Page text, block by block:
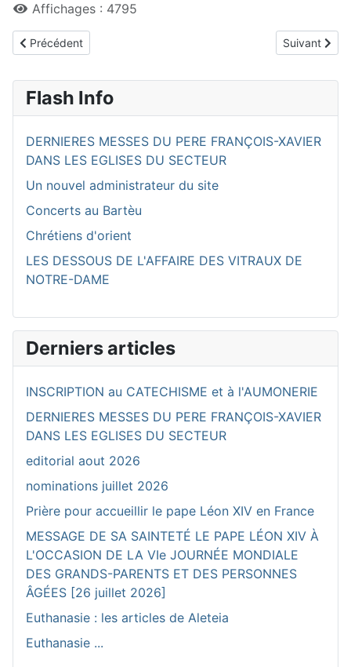
Affichages : 4795
Article précédent : Le pape François célébrera une grande
Précédent Article
Suivant
Flash Info
DERNIERES MESSES DU PERE FRANÇOIS-XAVIER
DANS LES EGLISES DU SECTEUR
Un nouvel administrateur du site
Concerts au Bartèu
Chrétiens d'orient
LES DESSOUS DE L'AFFAIRE DES VITRAUX DE
NOTRE-DAME
Derniers articles
INSCRIPTION au CATECHISME et à l'AUMONERIE
DERNIERES MESSES DU PERE FRANÇOIS-XAVIER
DANS LES EGLISES DU SECTEUR
editorial aout 2026
nominations juillet 2026
Prière pour accueillir le pape Léon XIV en France
MESSAGE DE SA SAINTETÉ LE PAPE LÉON XIV À
L'OCCASION DE LA VIe JOURNÉE MONDIALE
DES GRANDS-PARENTS ET DES PERSONNES
ÂGÉES [26 juillet 2026]
Euthanasie : les articles de Aleteia
Euthanasie ...